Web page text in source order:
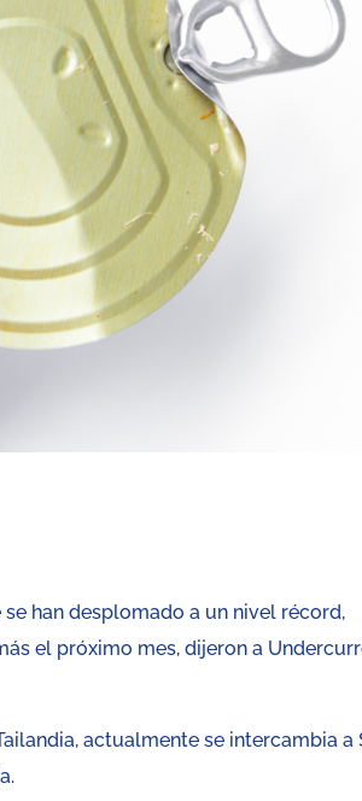
han desplomado a un nivel récord,
el próximo mes, dijeron a
actualmente se intercambia a